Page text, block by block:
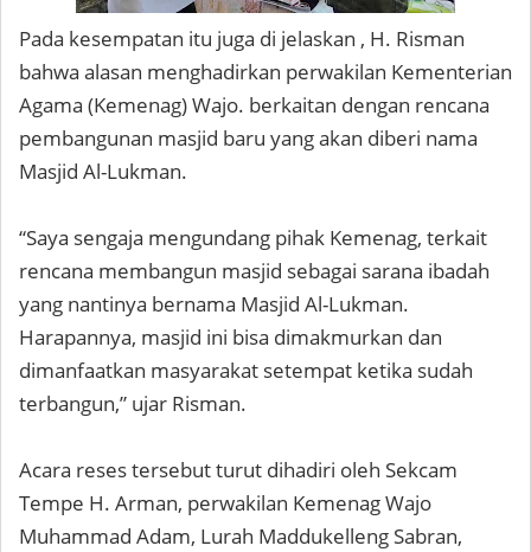
Pada kesempatan itu juga di jelaskan , H. Risman
bahwa alasan menghadirkan perwakilan Kementerian
Agama (Kemenag) Wajo. berkaitan dengan rencana
pembangunan masjid baru yang akan diberi nama
Masjid Al-Lukman.
“Saya sengaja mengundang pihak Kemenag, terkait
rencana membangun masjid sebagai sarana ibadah
yang nantinya bernama Masjid Al-Lukman.
Harapannya, masjid ini bisa dimakmurkan dan
dimanfaatkan masyarakat setempat ketika sudah
terbangun,” ujar Risman.
Acara reses tersebut turut dihadiri oleh Sekcam
Tempe H. Arman, perwakilan Kemenag Wajo
Muhammad Adam, Lurah Maddukelleng Sabran,